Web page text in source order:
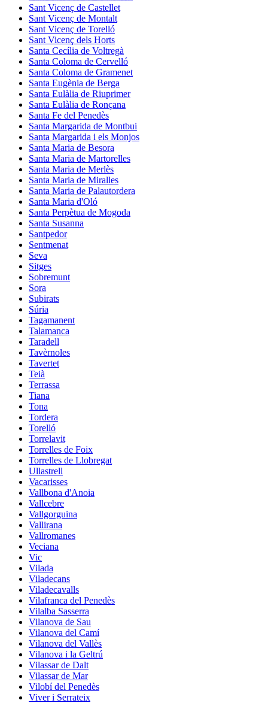
Sant Vicenç de Castellet
Sant Vicenç de Montalt
Sant Vicenç de Torelló
Sant Vicenç dels Horts
Santa Cecília de Voltregà
Santa Coloma de Cervelló
Santa Coloma de Gramenet
Santa Eugènia de Berga
Santa Eulàlia de Riuprimer
Santa Eulàlia de Ronçana
Santa Fe del Penedès
Santa Margarida de Montbui
Santa Margarida i els Monjos
Santa Maria de Besora
Santa Maria de Martorelles
Santa Maria de Merlès
Santa Maria de Miralles
Santa Maria de Palautordera
Santa Maria d'Oló
Santa Perpètua de Mogoda
Santa Susanna
Santpedor
Sentmenat
Seva
Sitges
Sobremunt
Sora
Subirats
Súria
Tagamanent
Talamanca
Taradell
Tavèrnoles
Tavertet
Teià
Terrassa
Tiana
Tona
Tordera
Torelló
Torrelavit
Torrelles de Foix
Torrelles de Llobregat
Ullastrell
Vacarisses
Vallbona d'Anoia
Vallcebre
Vallgorguina
Vallirana
Vallromanes
Veciana
Vic
Vilada
Viladecans
Viladecavalls
Vilafranca del Penedès
Vilalba Sasserra
Vilanova de Sau
Vilanova del Camí
Vilanova del Vallès
Vilanova i la Geltrú
Vilassar de Dalt
Vilassar de Mar
Vilobí del Penedès
Viver i Serrateix